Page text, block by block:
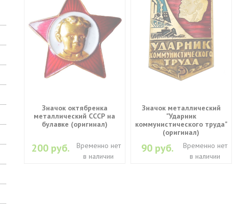
Значок октябренка
металлический СССР на
булавке (оригинал)
200 руб.
Временно нет
в наличии
Значок металлический
"Ударник
коммунистического труда"
(оригинал)
90 руб.
Временно нет
в наличии